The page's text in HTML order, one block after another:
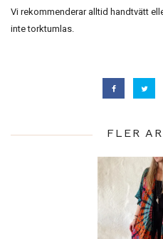
Vi rekommenderar alltid handtvätt
inte torktumlas.
FLER